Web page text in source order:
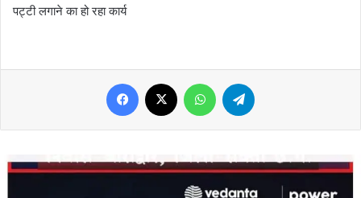
पट्टी लगाने का हो रहा कार्य
Facebook WhatsApp